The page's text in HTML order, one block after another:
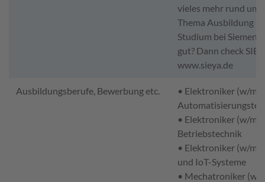
vieles mehr rund um
Thema Ausbildung
Studium bei
gut? Dann check
www.sieya.de
Ausbildungsberufe, Bewerbung etc.
• Elektroniker (w/m/
• Elektroniker (w/m/
Betriebstechnik
• Elektroniker (w/m/
und IoT-Systeme
• Mechatroniker (w/